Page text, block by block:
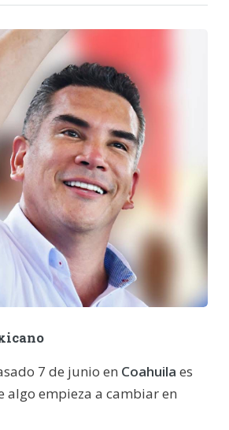
7 de junio en Coahuila es
algo empieza a cambiar en